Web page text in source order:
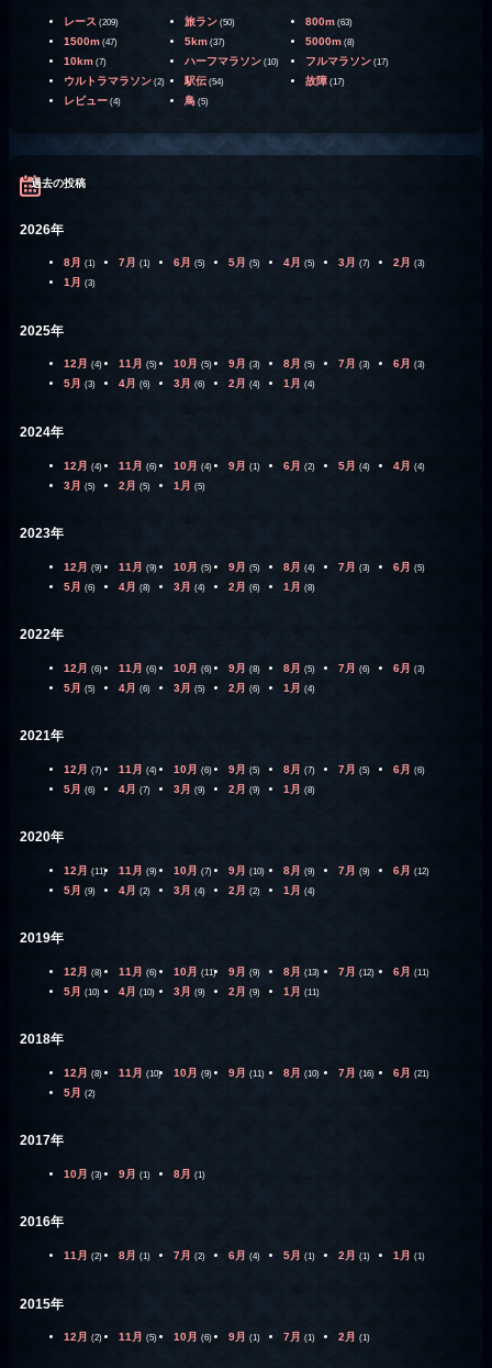
レース (209) 旅ラン (50) 800m (63)
1500m (47) 5km (37) 5000m (8)
10km (7) ハーフマラソン (10) フルマラソン (17)
ウルトラマラソン (2) 駅伝 (54) 故障 (17)
レビュー (4) 鳥 (5)
過去の投稿
2026年
8月 (1) 7月 (1) 6月 (5) 5月 (5) 4月 (5) 3月 (7) 2月 (3)
1月 (3)
2025年
12月 (4) 11月 (5) 10月 (5) 9月 (3) 8月 (5) 7月 (3) 6月 (3)
5月 (3) 4月 (6) 3月 (6) 2月 (4) 1月 (4)
2024年
12月 (4) 11月 (6) 10月 (4) 9月 (1) 6月 (2) 5月 (4) 4月 (4)
3月 (5) 2月 (5) 1月 (5)
2023年
12月 (9) 11月 (9) 10月 (5) 9月 (5) 8月 (4) 7月 (3) 6月 (5)
5月 (6) 4月 (8) 3月 (4) 2月 (6) 1月 (8)
2022年
12月 (6) 11月 (6) 10月 (6) 9月 (8) 8月 (5) 7月 (6) 6月 (3)
5月 (5) 4月 (6) 3月 (5) 2月 (6) 1月 (4)
2021年
12月 (7) 11月 (4) 10月 (6) 9月 (5) 8月 (7) 7月 (5) 6月 (6)
5月 (6) 4月 (7) 3月 (9) 2月 (9) 1月 (8)
2020年
12月 (11) 11月 (9) 10月 (7) 9月 (10) 8月 (9) 7月 (9) 6月 (12)
5月 (9) 4月 (2) 3月 (4) 2月 (2) 1月 (4)
2019年
12月 (8) 11月 (6) 10月 (11) 9月 (9) 8月 (13) 7月 (12) 6月 (11)
5月 (10) 4月 (10) 3月 (9) 2月 (9) 1月 (11)
2018年
12月 (8) 11月 (10) 10月 (9) 9月 (11) 8月 (10) 7月 (16) 6月 (21)
5月 (2)
2017年
10月 (3) 9月 (1) 8月 (1)
2016年
11月 (2) 8月 (1) 7月 (2) 6月 (4) 5月 (1) 2月 (1) 1月 (1)
2015年
12月 (2) 11月 (5) 10月 (6) 9月 (1) 7月 (1) 2月 (1)